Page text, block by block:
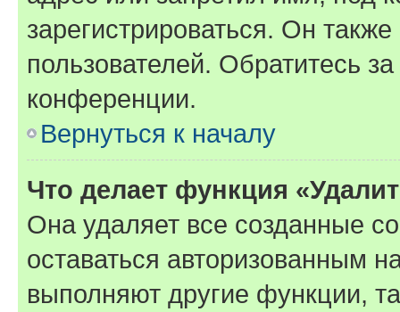
зарегистрироваться. Он
пользователей. Обратитесь
конференции.
Вернуться к началу
Что делает функция
Она удаляет все созданные
оставаться авторизованным
выполняют другие функции,